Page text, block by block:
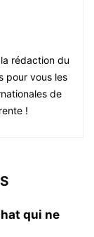
rédaction du
pour vous les
de
!
qui ne